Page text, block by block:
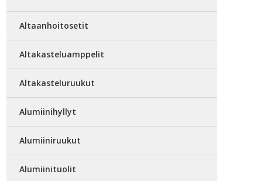
Altaanhoitosetit
Altakasteluamppelit
Altakasteluruukut
Alumiinihyllyt
Alumiiniruukut
Alumiinituolit